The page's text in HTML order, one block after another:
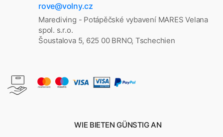
rove@volny.cz
Marediving - Potápěčské vybavení MARES Velana
spol. s.r.o.
Šoustalova 5, 625 00 BRNO, Tschechien
WIE BIETEN GÜNSTIG AN